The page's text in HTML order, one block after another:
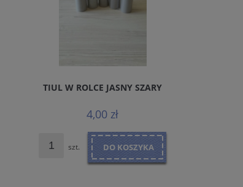
TIUL W ROLCE JASNY SZARY
4,00 zł
szt. DO KOSZYKA